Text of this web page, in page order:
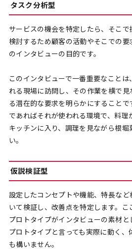
タスク分析型
サービスの機会を特定したら、そこで
検討するため顧客の活動やそこでの要
のインタビューの目的です。
このインタビューで一番重要なこと
れる現場に訪問し、その作業を横で
る潜在的な要求を明らかにすること
であればそれが使われる環境で、料理
キッチンに入り、調理を見ながら根堀
い。
仮説検証型
設定したコンセプトや機能、特長な
いて検証し、改善点を特定します。こ
プロトタイプがインタビューの素材と
プロトタイプと言っても実際に動く、
も構いません。